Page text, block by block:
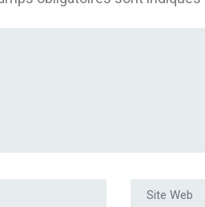
Site Web